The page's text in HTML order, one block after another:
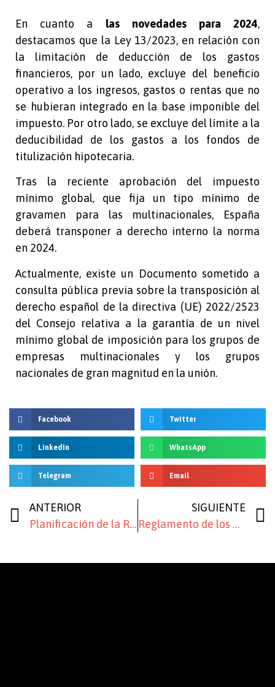
En cuanto a las novedades para 2024,
destacamos que la Ley 13/2023, en relación con
la limitación de deducción de los gastos
financieros, por un lado, excluye del beneficio
operativo a los ingresos, gastos o rentas que no
se hubieran integrado en la base imponible del
impuesto. Por otro lado, se excluye del límite a la
deducibilidad de los gastos a los fondos de
titulización hipotecaria.
Tras la reciente aprobación del impuesto
mínimo global, que fija un tipo mínimo de
gravamen para las multinacionales, España
deberá transponer a derecho interno la norma
en 2024.
Actualmente, existe un Documento sometido a
consulta pública previa sobre la transposición al
derecho español de la directiva (UE) 2022/2523
del Consejo relativa a la garantía de un nivel
mínimo global de imposición para los grupos de
empresas multinacionales y los grupos
nacionales de gran magnitud en la unión.
Facebook Twitter
LinkedIn WhatsApp
Telegram Email
ANTERIOR
Planificación de la Renta y Patrimonio 2023
SIGUIENTE
Reglamento de los programas de facturación